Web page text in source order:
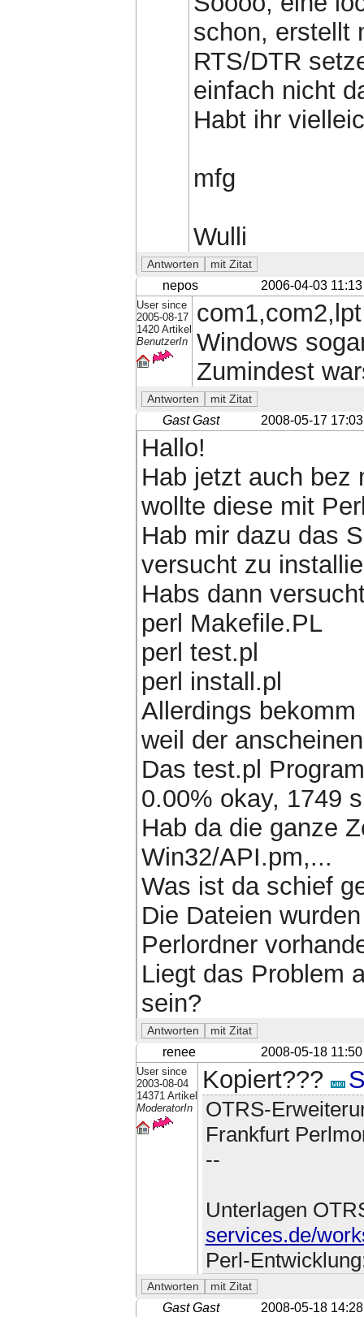
schon, erstellt
RTS/DTR
einfach nicht
Habt ihr
mfg
Wulli
nepos 2006-04-03 11:13
User since
2005-08-17
1420 Artikel
BenutzerIn
Windows
Zumindest
Gast Gast 2008-05-17 17:03
Hallo!
Hab jetzt auch bez
wollte diese mit
Hab mir dazu das
versucht zu
Habs dann
perl Makefile.PL
perl test.pl
perl install.pl
Allerdings
weil der
Das test.pl
0.00% okay, 1749
Hab da die ganze
Win32/API.pm,...
Was ist da schief
Die Dateien
Perlordner
Liegt das Problem
sein?
renee 2008-05-18 11:50
User since
2003-08-04
14371 Artikel
ModeratorIn
Kopiert???
OTRS-
Frankfurt
--
Unterlagen
services.de/
Perl-
Gast Gast 2008-05-18 14:28